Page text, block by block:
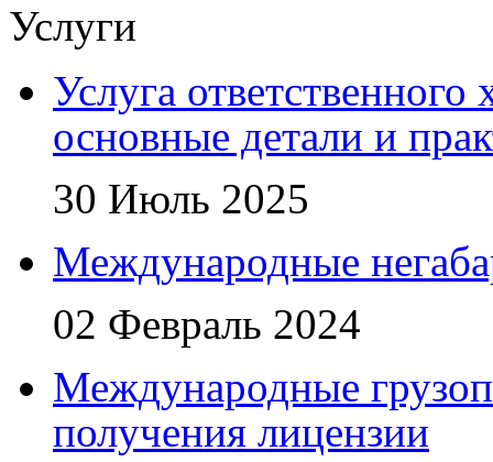
Услуги
Услуга
основные детали и
30 Июль 2025
Международные
02 Февраль 2024
Международные
получения лицензии